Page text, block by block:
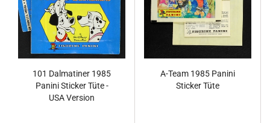
101 Dalmatiner 1985
Panini Sticker Tüte -
USA Version
A-Team 1985 Panini
Sticker Tüte